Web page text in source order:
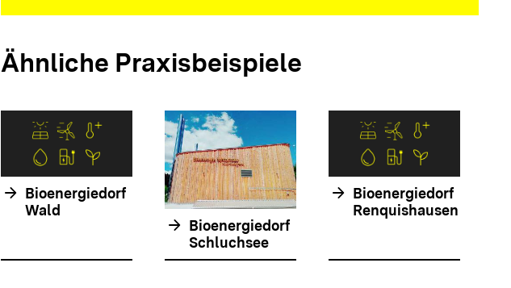
Ähnliche Praxisbeispiele
arrow_forward Bioenergiedorf
Wald
arrow_forward Bioenergiedorf
Schluchsee
arrow_forward Bioenergiedorf
Renquishausen